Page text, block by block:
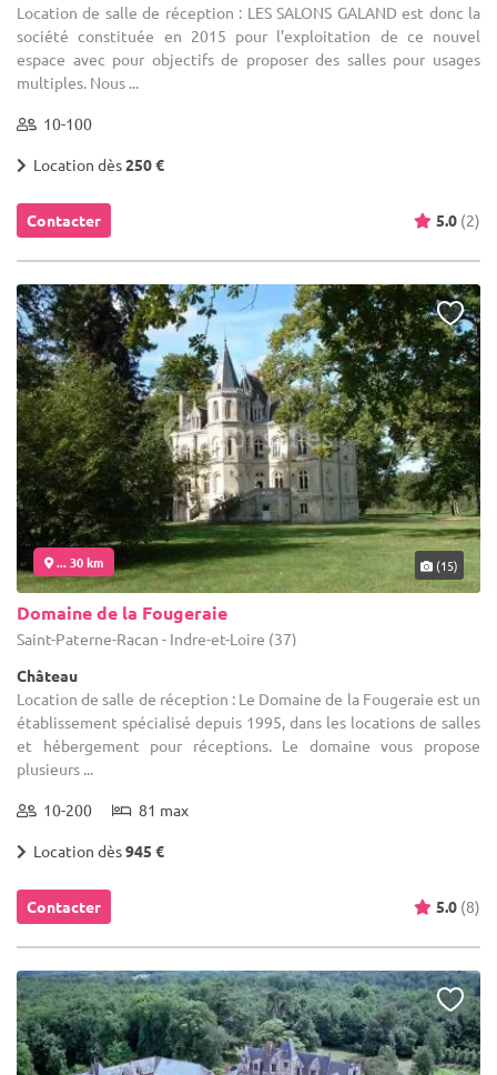
Location de salle de réception : LES SALONS GALAND est donc la
société constituée en 2015 pour l’exploitation de ce nouvel
espace avec pour objectifs de proposer des salles pour usages
multiples. Nous ...
10-100
Location dès250 €
Contacter 5.0 (2)
... 30 km (15)
Domaine de la Fougeraie
Saint-Paterne-Racan - Indre-et-Loire (37)
Château
Location de salle de réception : Le Domaine de la Fougeraie est un
établissement spécialisé depuis 1995, dans les locations de salles
et hébergement pour réceptions. Le domaine vous propose
plusieurs ...
10-200 81 max
Location dès945 €
Contacter 5.0 (8)